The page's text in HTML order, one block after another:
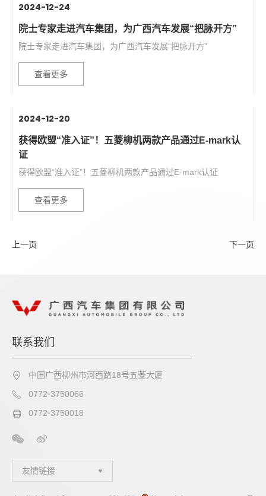
2024-12-24
院士专家走进汽车集团，为广西汽车发展“把脉开方”
院士专家走进汽车集团，为广西汽车发展“把脉开方”
查看更多
2024-12-20
获得欧盟“准入证”！五菱柳机两款产品通过E-mark认
证
获得欧盟“准入证”！五菱柳机两款产品通过E-mark认证
查看更多
上一页 下一页
联系我们
中国广西柳州市河西路18号五菱大厦
0772-3750066
0772-3750018
友情链接